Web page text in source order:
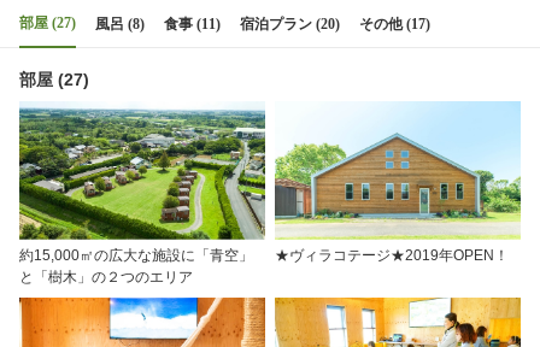
部屋 (27) 風呂 (8) 食事 (11) 宿泊プラン (20) その他 (17)
部屋 (27)
約15,000㎡の広大な施設に「青空」
と「樹木」の２つのエリア
★ヴィラコテージ★2019年OPEN！